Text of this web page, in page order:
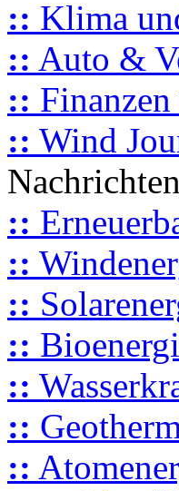
:: Klima
:: Auto &
::
:: Wind
::
::
::
::
::
::
::